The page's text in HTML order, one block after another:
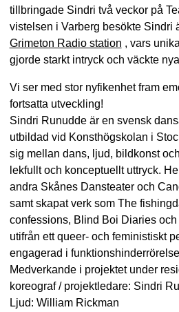
tillbringade Sindri två veckor på
vistelsen i Varberg besökte Sindri
Grimeton Radio station , vars
gjorde starkt intryck och väckte
Vi ser med stor nyfikenhet fram
fortsatta utveckling!
Sindri Runudde är en svensk
utbildad vid Konsthögskolan i
sig mellan dans, ljud, bildkonst
lekfullt och konceptuellt uttryck.
andra Skånes Dansteater och
samt skapat verk som The
confessions, Blind Boi Diaries
utifrån ett queer- och feministiskt
engagerad i
Medverkande i projektet under
koreograf / projektledare: Sindri
Ljud: William Rickman